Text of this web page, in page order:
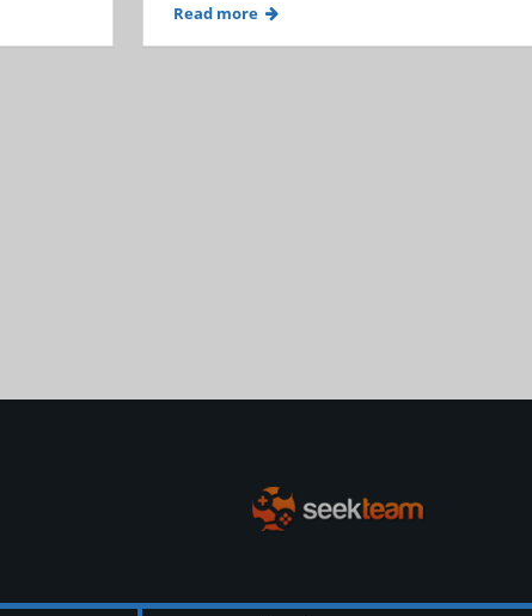
Read more